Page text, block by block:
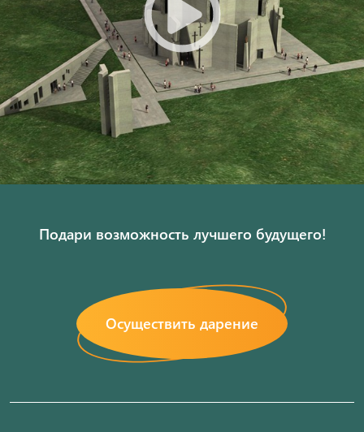
Подари возможность лучшего будущего!
Осуществить дарение